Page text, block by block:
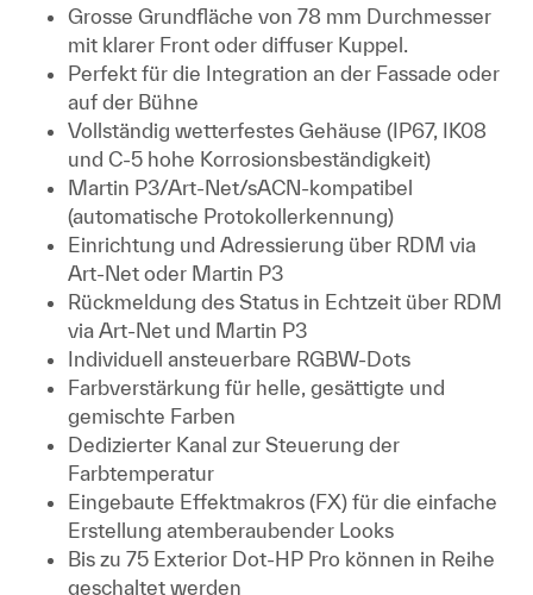
Grosse Grundfläche von 78 mm Durchmesser
mit klarer Front oder diffuser Kuppel.
Perfekt für die Integration an der Fassade oder
auf der Bühne
Vollständig wetterfestes Gehäuse (IP67, IK08
und C-5 hohe Korrosionsbeständigkeit)
Martin P3/Art-Net/sACN-kompatibel
(automatische Protokollerkennung)
Einrichtung und Adressierung über RDM via
Art-Net oder Martin P3
Rückmeldung des Status in Echtzeit über RDM
via Art-Net und Martin P3
Individuell ansteuerbare RGBW-Dots
Farbverstärkung für helle, gesättigte und
gemischte Farben
Dedizierter Kanal zur Steuerung der
Farbtemperatur
Eingebaute Effektmakros (FX) für die einfache
Erstellung atemberaubender Looks
Bis zu 75 Exterior Dot-HP Pro können in Reihe
geschaltet werden